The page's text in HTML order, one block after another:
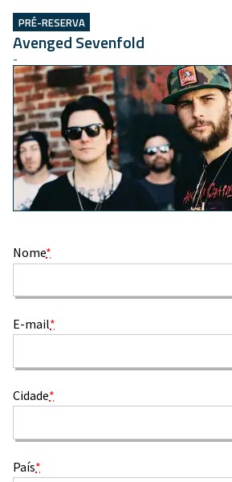
PRÉ-RESERVA
Avenged Sevenfold
-
Nome*
E-mail*
Cidade*
País*